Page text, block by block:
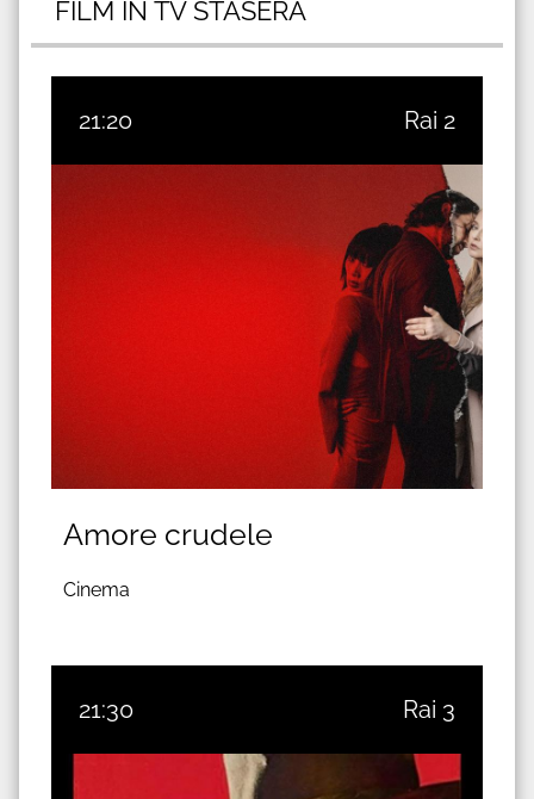
FILM IN TV STASERA
21:20 Rai 2
Amore crudele
Cinema
21:30 Rai 3